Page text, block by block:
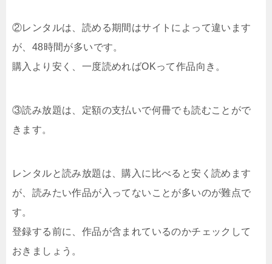
②レンタルは、読める期間はサイトによって違います
が、48時間が多いです。
購入より安く、一度読めればOKって作品向き。
③読み放題は、定額の支払いで何冊でも読むことがで
きます。
レンタルと読み放題は、購入に比べると安く読めます
が、読みたい作品が入ってないことが多いのが難点で
す。
登録する前に、作品が含まれているのかチェックして
おきましょう。